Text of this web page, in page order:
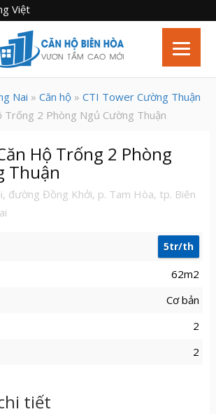
Việt
Nai » Căn hộ» CTI Tower Cường Thuận
Trống 2 Phòng Ngủ Cường Thuận
Hộ Trống 2 Phòng
Thuận
đường Đồng Khởi, p. Tam Hòa, tp. Biên
5tr/th
62m2
Cơ bản
2
2
tiết